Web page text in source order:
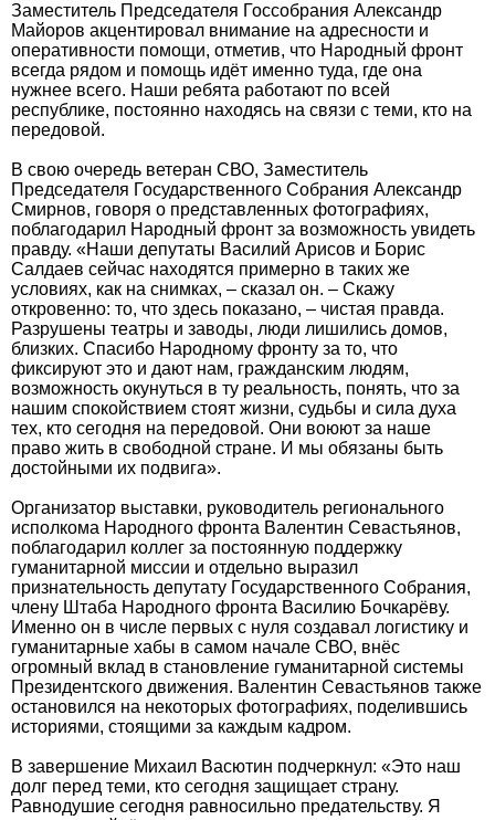
Заместитель Председателя Госсобрания Александр
Майоров акцентировал внимание на адресности и
оперативности помощи, отметив, что Народный фронт
всегда рядом и помощь идёт именно туда, где она
нужнее всего. Наши ребята работают по всей
республике, постоянно находясь на связи с теми, кто на
передовой.
В свою очередь ветеран СВО, Заместитель
Председателя Государственного Собрания Александр
Смирнов, говоря о представленных фотографиях,
поблагодарил Народный фронт за возможность увидеть
правду. «Наши депутаты Василий Арисов и Борис
Салдаев сейчас находятся примерно в таких же
условиях, как на снимках, – сказал он. – Скажу
откровенно: то, что здесь показано, – чистая правда.
Разрушены театры и заводы, люди лишились домов,
близких. Спасибо Народному фронту за то, что
фиксируют это и дают нам, гражданским людям,
возможность окунуться в ту реальность, понять, что за
нашим спокойствием стоят жизни, судьбы и сила духа
тех, кто сегодня на передовой. Они воюют за наше
право жить в свободной стране. И мы обязаны быть
достойными их подвига».
Организатор выставки, руководитель регионального
исполкома Народного фронта Валентин Севастьянов,
поблагодарил коллег за постоянную поддержку
гуманитарной миссии и отдельно выразил
признательность депутату Государственного Собрания,
члену Штаба Народного фронта Василию Бочкарёву.
Именно он в числе первых с нуля создавал логистику и
гуманитарные хабы в самом начале СВО, внёс
огромный вклад в становление гуманитарной системы
Президентского движения. Валентин Севастьянов также
остановился на некоторых фотографиях, поделившись
историями, стоящими за каждым кадром.
В завершение Михаил Васютин подчеркнул: «Это наш
долг перед теми, кто сегодня защищает страну.
Равнодушие сегодня равносильно предательству. Я